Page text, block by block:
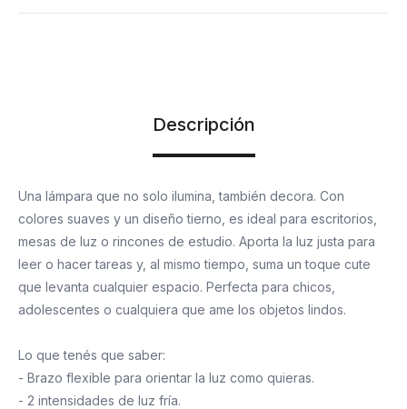
Descripción
Una lámpara que no solo ilumina, también decora. Con
colores suaves y un diseño tierno, es ideal para escritorios,
mesas de luz o rincones de estudio. Aporta la luz justa para
leer o hacer tareas y, al mismo tiempo, suma un toque cute
que levanta cualquier espacio. Perfecta para chicos,
adolescentes o cualquiera que ame los objetos lindos.
Lo que tenés que saber:
- Brazo flexible para orientar la luz como quieras.
- 2 intensidades de luz fría.